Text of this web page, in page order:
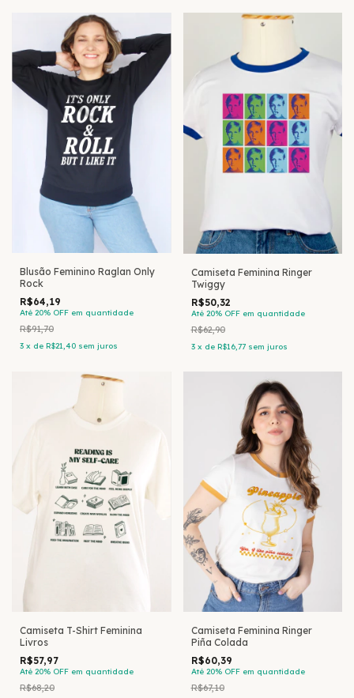
Blusão Feminino Raglan Only
Rock
R$64,19
Até 20% OFF em quantidade
R$91,70
3 x de R$21,40 sem juros
Camiseta Feminina Ringer
Twiggy
R$50,32
Até 20% OFF em quantidade
R$62,90
3 x de R$16,77 sem juros
Camiseta T-Shirt Feminina
Livros
R$57,97
Até 20% OFF em quantidade
R$68,20
Camiseta Feminina Ringer
Piña Colada
R$60,39
Até 20% OFF em quantidade
R$67,10